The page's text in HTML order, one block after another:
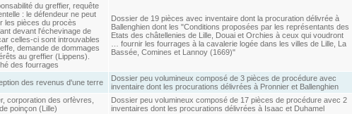
du greffier, requête
: le défendeur ne peut
les pièces du procès
devant l'échevinage de
celles-ci sont introuvables
demande de dommages
au greffier (Lippens).
des fourrages
Dossier de 19 pièces avec inventaire dont la procuration délivrée à
Ballenghien dont les "Conditions proposées par les représentants des
Etats des châtellenies de Lille, Douai et Orchies à ceux qui voudront
… fournir les fourrages à la cavalerie logée dans les villes de Lille, La
Bassée, Comines et Lannoy (1669)"
des revenus d'une terre
Dossier peu volumineux composé de 3 pièces de procédure avec
inventaire dont les procurations délivrées à Pronnier et Ballenghien
corporation des orfèvres,
poinçon (Lille)
Dossier peu volumineux composé de 17 pièces de procédure avec 2
inventaires dont les procurations délivrées à Isaac et Duhamel